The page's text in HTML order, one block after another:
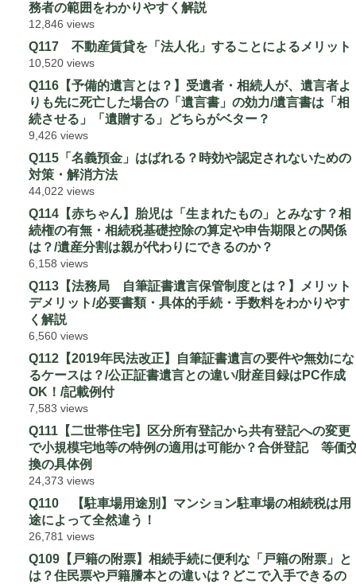
務者の範囲をわかりやすく解説
12,846 views
Q117 不動産賃貸を「法人化」することによるメリット
10,520 views
Q116【予備的遺言とは？】受遺者・相続人が、遺言者よ
りも先に死亡した場合の「遺言書」の効力/遺言書は「相
続させる」「遺贈する」どちらがベター？
9,426 views
Q115「名義預金」はばれる？時効や認定されないための
対策・解消方法
44,022 views
Q114【赤ちゃん】胎児は「生まれたもの」とみなす？相
続権の有無・相続税基礎控除の算定や申告期限との関係
は？/遺産分割は親が代わりにできるのか？
6,158 views
Q113【法務局 自筆証書遺言保管制度とは？】メリット
デメリット/必要書類・具体的手続・手数料をわかりやす
く解説
6,560 views
Q112【2019年民法改正】自筆証書遺言の要件や無効にな
るケースは？/公正証書遺言との違い/財産目録はPC作成
OK！/記載例付
7,583 views
Q111【二世帯住宅】区分所有登記から共有登記への変更
で小規模宅地等の特例の適用は可能か？合併登記 等価
換の具体例
24,373 views
Q110 【駐車場用途別】マンション駐車場の相続税は用
途によって全然違う！
26,781 views
Q109【戸籍の附票】相続手続に便利な「戸籍の附票」と
は？住民票や戸籍謄本との違いは？どこで入手できるの